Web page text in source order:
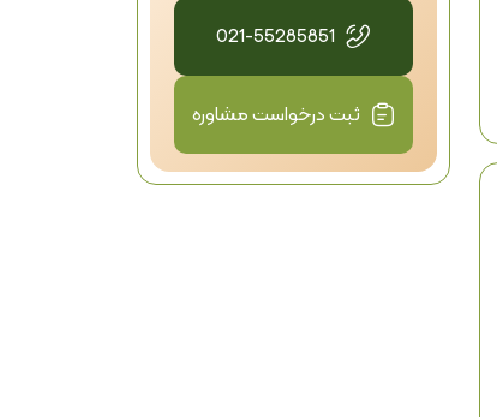
021-55285851
ثبت درخواست مشاوره